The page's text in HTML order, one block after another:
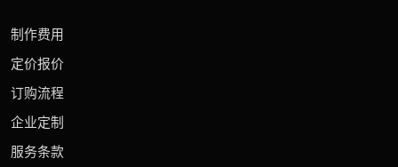
制作费用
定价报价
订购流程
企业定制
服务条款